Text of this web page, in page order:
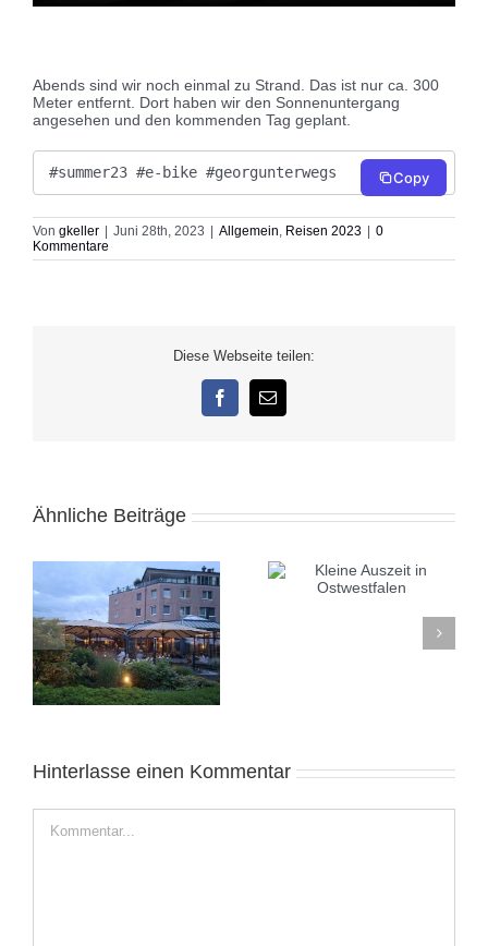
Abends sind wir noch einmal zu Strand. Das ist nur ca. 300
Meter entfernt. Dort haben wir den Sonnenuntergang
angesehen und den kommenden Tag geplant.
#summer23 #e-bike #georgunterwegs Copy
Von gkeller | Juni 28th, 2023 | Allgemein Reisen 2023 | 0
Kommentare
Diese Webseite teilen:
Facebook
E-
Mail
Ähnliche Beiträge
Kleine Auszeit in
Ostwestfalen
Alicante November
Hinterlasse einen Kommentar